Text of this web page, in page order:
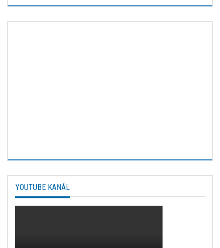
YOUTUBE KANÁL